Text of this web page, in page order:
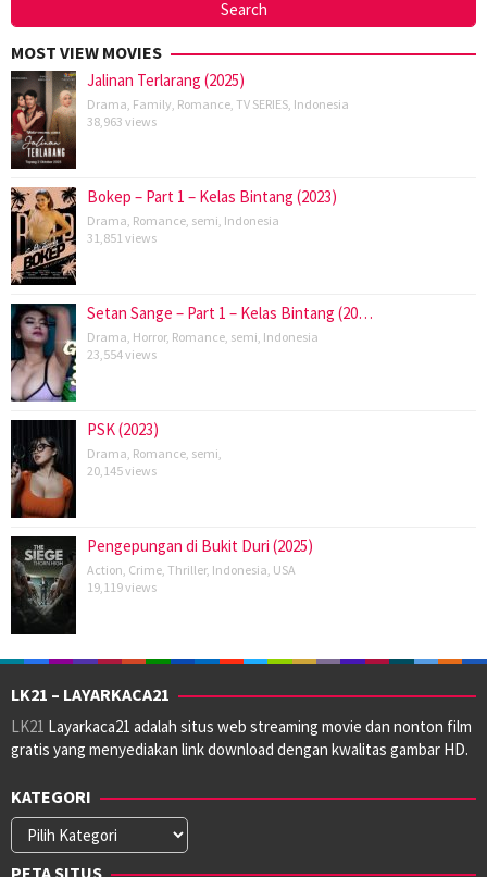
MOST VIEW MOVIES
Jalinan Terlarang (2025)
Drama Family Romance TV SERIES Indonesia
38,963 views
Bokep – Part 1 – Kelas Bintang (2023)
Drama Romance semi Indonesia
31,851 views
Setan Sange – Part 1 – Kelas Bintang (20…
Drama Horror, Romance semi Indonesia
23,554 views
PSK (2023)
Drama Romance semi
20,145 views
Pengepungan di Bukit Duri (2025)
Action Crime Thriller, Indonesia USA
19,119 views
LK21 – LAYARKACA21
LK21 Layarkaca21 adalah situs web streaming movie dan nonton film
gratis yang menyediakan link download dengan kwalitas gambar HD.
KATEGORI
Kategori
PETA SITUS